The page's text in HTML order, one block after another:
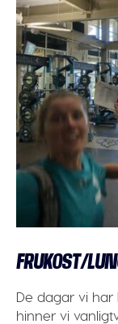
FRUKOST/
De dagar vi har
hinner vi